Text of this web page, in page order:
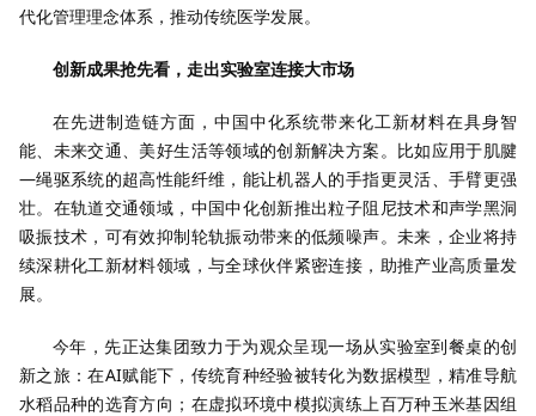
代化管理理念体系，推动传统医学发展。
创新成果抢先看，走出实验室连接大市场
在先进制造链方面，中国中化系统带来化工新材料在具身智
能、未来交通、美好生活等领域的创新解决方案。比如应用于肌腱
—绳驱系统的超高性能纤维，能让机器人的手指更灵活、手臂更强
壮。在轨道交通领域，中国中化创新推出粒子阻尼技术和声学黑洞
吸振技术，可有效抑制轮轨振动带来的低频噪声。未来，企业将持
续深耕化工新材料领域，与全球伙伴紧密连接，助推产业高质量发
展。
今年，先正达集团致力于为观众呈现一场从实验室到餐桌的创
新之旅：在AI赋能下，传统育种经验被转化为数据模型，精准导航
水稻品种的选育方向；在虚拟环境中模拟演练上百万种玉米基因组